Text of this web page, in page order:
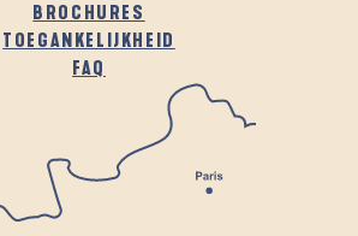
BROCHURES
TOEGANKELIJKHEID
FAQ